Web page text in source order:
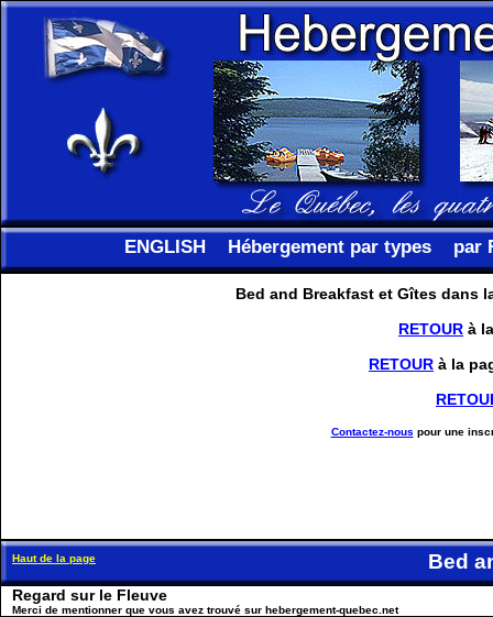
ENGLISH Hébergement par types par
Bed and Breakfast et Gîtes dans
RETOUR à
RETOUR à la
Contactez-nous pour une
Haut de la page Bed
Regard sur le Fleuve
Merci de mentionner que vous avez trouvé sur hebergement-quebec.net